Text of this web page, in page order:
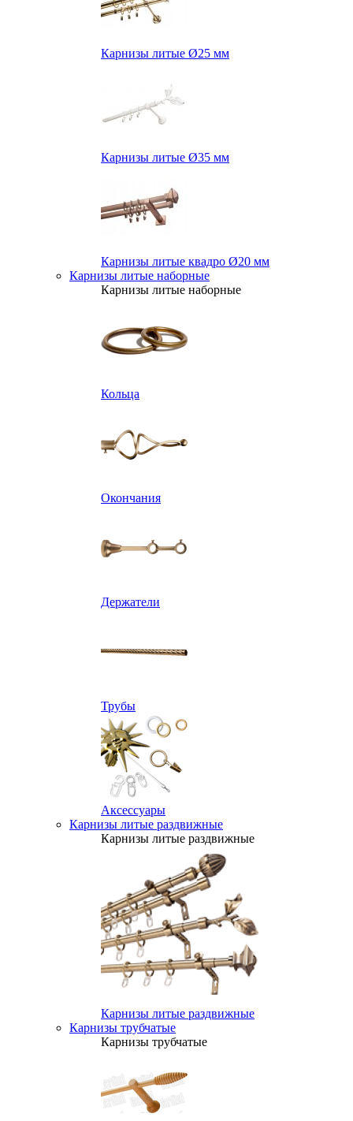
Карнизы литые Ø25 мм
Карнизы литые Ø35 мм
Карнизы литые квадро Ø20 мм
Карнизы литые наборные
Карнизы литые наборные
Кольца
Окончания
Держатели
Трубы
Аксессуары
Карнизы литые раздвижные
Карнизы литые раздвижные
Карнизы литые раздвижные
Карнизы трубчатые
Карнизы трубчатые